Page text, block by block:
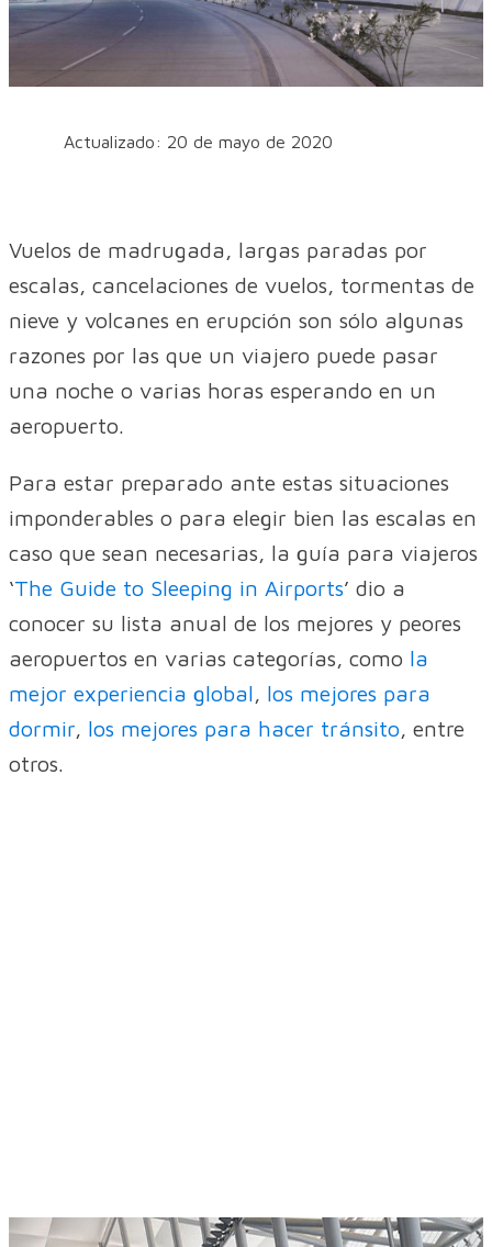
Actualizado: 20 de mayo de 2020
Vuelos de madrugada, largas paradas por
escalas, cancelaciones de vuelos, tormentas de
nieve y volcanes en erupción son sólo algunas
razones por las que un viajero puede pasar
una noche o varias horas esperando en un
aeropuerto.
Para estar preparado ante estas situaciones
imponderables o para elegir bien las escalas en
caso que sean necesarias, la guía para viajeros
‘The Guide to Sleeping in Airports’ dio a
conocer su lista anual de los mejores y peores
aeropuertos en varias categorías, como la
mejor experiencia global
los mejores para
dormir los mejores para hacer tránsito , entre
otros.